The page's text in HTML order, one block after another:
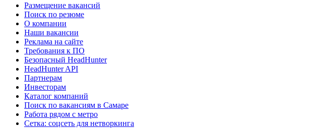
Размещение вакансий
Поиск по резюме
О компании
Наши вакансии
Реклама на сайте
Требования к ПО
Безопасный HeadHunter
HeadHunter API
Партнерам
Инвесторам
Каталог компаний
Поиск по вакансиям в Самаре
Работа рядом с метро
Сетка: соцсеть для нетворкинга